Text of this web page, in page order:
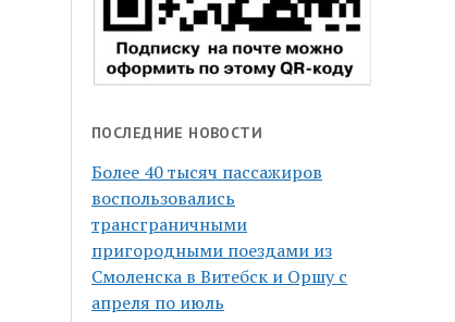
ПОСЛЕДНИЕ НОВОСТИ
Более 40 тысяч пассажиров
воспользовались
трансграничными
пригородными поездами из
Смоленска в Витебск и Оршу с
апреля по июль